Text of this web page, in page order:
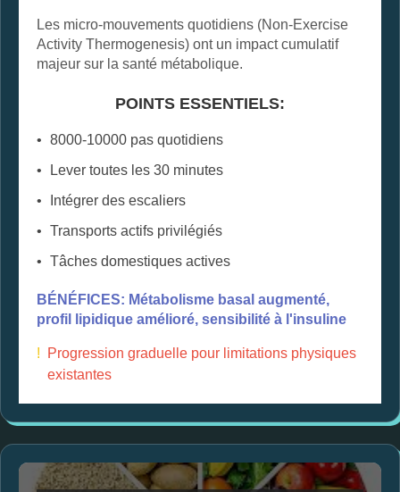
Les micro-mouvements quotidiens (Non-Exercise
Activity Thermogenesis) ont un impact cumulatif
majeur sur la santé métabolique.
POINTS ESSENTIELS:
8000-10000 pas quotidiens
Lever toutes les 30 minutes
Intégrer des escaliers
Transports actifs privilégiés
Tâches domestiques actives
BÉNÉFICES: Métabolisme basal augmenté,
profil lipidique amélioré, sensibilité à l'insuline
!
Progression graduelle pour limitations physiques
existantes